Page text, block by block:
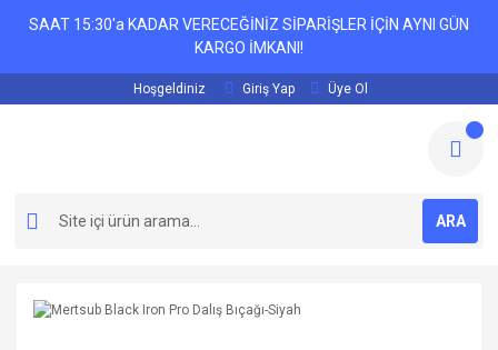
SAAT 15:30'a KADAR VERECEĞİNİZ SİPARİŞLER İÇİN AYNI GÜN
KARGO İMKANI!
Hoşgeldiniz Giriş Yap Üye Ol
ARA